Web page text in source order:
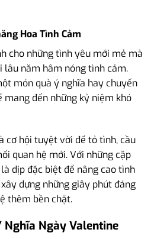
Hoa Tình Cảm
cho những tình yêu mới mẻ mà
lâu năm hâm nóng tình cảm.
món quà ý nghĩa hay chuyến
mang đến những kỷ niệm khó
cơ hội tuyệt vời để tỏ tình, cầu
quan hệ mới. Với những cặp
dịp đặc biệt để nâng cao tình
dựng những giây phút đáng
thêm bền chặt.
Nghĩa Ngày Valentine